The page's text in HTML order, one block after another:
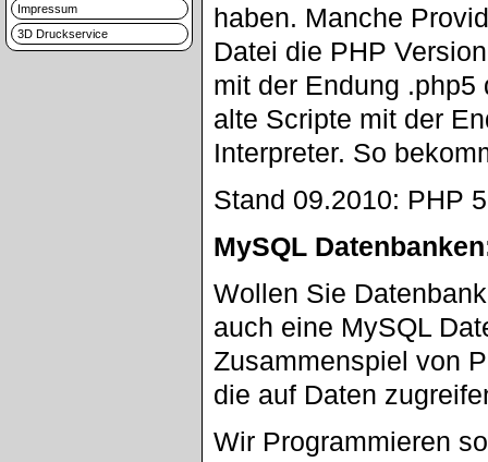
Impressum
3D Druckservice
haben. Manche
Datei die PHP
mit der Endung
alte Scripte mit der
Interpreter. So
Stand 09.2010: PHP
MySQL
Wollen Sie
auch eine MySQL
Zusammenspiel von
die auf Daten
Wir Programmieren